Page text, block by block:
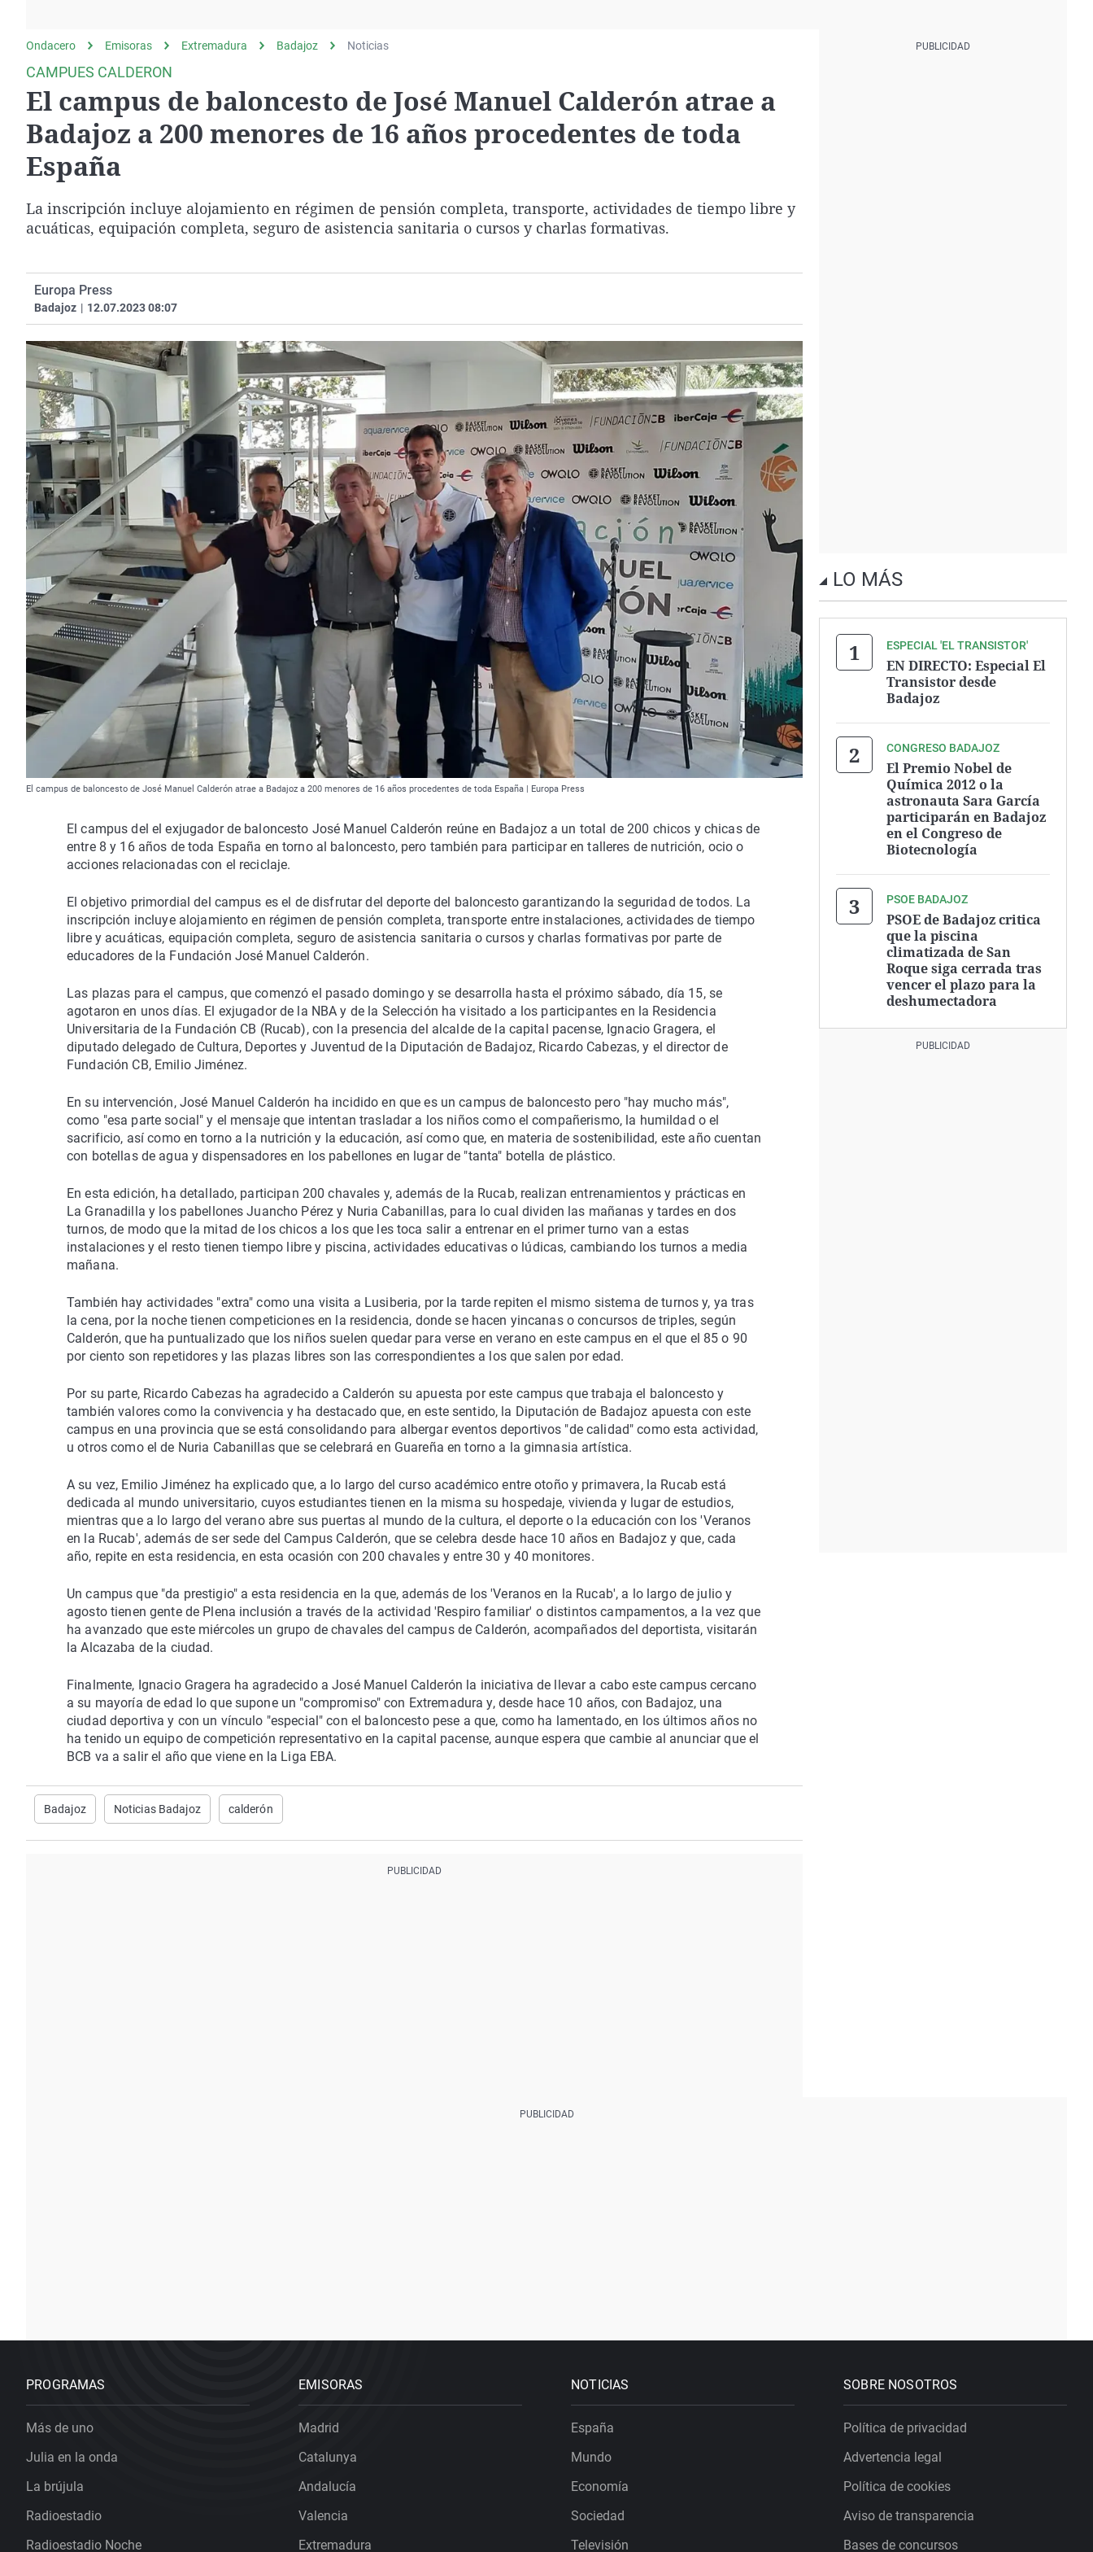
gato
Operación Viuda
Negra
Ondacero Emisoras Extremadura Badajoz Noticias
CAMPUES CALDERON
El campus de baloncesto de José Manuel Calderón atrae a
Badajoz a 200 menores de 16 años procedentes de toda
España
La inscripción incluye alojamiento en régimen de pensión completa, transporte, actividades de tiempo libre y
acuáticas, equipación completa, seguro de asistencia sanitaria o cursos y charlas formativas.
Europa Press
Badajoz | 12.07.2023 08:07
El campus de baloncesto de José Manuel Calderón atrae a Badajoz a 200 menores de 16 años procedentes de toda España | Europa Press
El campus del el exjugador de baloncesto José Manuel Calderón reúne en Badajoz a un total de 200 chicos y chicas de
entre 8 y 16 años de toda España en torno al baloncesto, pero también para participar en talleres de nutrición, ocio o
acciones relacionadas con el reciclaje.
El objetivo primordial del campus es el de disfrutar del deporte del baloncesto garantizando la seguridad de todos. La
inscripción incluye alojamiento en régimen de pensión completa, transporte entre instalaciones, actividades de tiempo
libre y acuáticas, equipación completa, seguro de asistencia sanitaria o cursos y charlas formativas por parte de
educadores de la Fundación José Manuel Calderón.
Las plazas para el campus, que comenzó el pasado domingo y se desarrolla hasta el próximo sábado, día 15, se
agotaron en unos días. El exjugador de la NBA y de la Selección ha visitado a los participantes en la Residencia
Universitaria de la Fundación CB (Rucab), con la presencia del alcalde de la capital pacense, Ignacio Gragera, el
diputado delegado de Cultura, Deportes y Juventud de la Diputación de Badajoz, Ricardo Cabezas, y el director de
Fundación CB, Emilio Jiménez.
En su intervención, José Manuel Calderón ha incidido en que es un campus de baloncesto pero "hay mucho más",
como "esa parte social" y el mensaje que intentan trasladar a los niños como el compañerismo, la humildad o el
sacrificio, así como en torno a la nutrición y la educación, así como que, en materia de sostenibilidad, este año cuentan
con botellas de agua y dispensadores en los pabellones en lugar de "tanta" botella de plástico.
En esta edición, ha detallado, participan 200 chavales y, además de la Rucab, realizan entrenamientos y prácticas en
La Granadilla y los pabellones Juancho Pérez y Nuria Cabanillas, para lo cual dividen las mañanas y tardes en dos
turnos, de modo que la mitad de los chicos a los que les toca salir a entrenar en el primer turno van a estas
instalaciones y el resto tienen tiempo libre y piscina, actividades educativas o lúdicas, cambiando los turnos a media
mañana.
También hay actividades "extra" como una visita a Lusiberia, por la tarde repiten el mismo sistema de turnos y, ya tras
la cena, por la noche tienen competiciones en la residencia, donde se hacen yincanas o concursos de triples, según
Calderón, que ha puntualizado que los niños suelen quedar para verse en verano en este campus en el que el 85 o 90
por ciento son repetidores y las plazas libres son las correspondientes a los que salen por edad.
Por su parte, Ricardo Cabezas ha agradecido a Calderón su apuesta por este campus que trabaja el baloncesto y
también valores como la convivencia y ha destacado que, en este sentido, la Diputación de Badajoz apuesta con este
campus en una provincia que se está consolidando para albergar eventos deportivos "de calidad" como esta actividad,
u otros como el de Nuria Cabanillas que se celebrará en Guareña en torno a la gimnasia artística.
A su vez, Emilio Jiménez ha explicado que, a lo largo del curso académico entre otoño y primavera, la Rucab está
dedicada al mundo universitario, cuyos estudiantes tienen en la misma su hospedaje, vivienda y lugar de estudios,
mientras que a lo largo del verano abre sus puertas al mundo de la cultura, el deporte o la educación con los 'Veranos
en la Rucab', además de ser sede del Campus Calderón, que se celebra desde hace 10 años en Badajoz y que, cada
año, repite en esta residencia, en esta ocasión con 200 chavales y entre 30 y 40 monitores.
Un campus que "da prestigio" a esta residencia en la que, además de los 'Veranos en la Rucab', a lo largo de julio y
agosto tienen gente de Plena inclusión a través de la actividad 'Respiro familiar' o distintos campamentos, a la vez que
ha avanzado que este miércoles un grupo de chavales del campus de Calderón, acompañados del deportista, visitarán
la Alcazaba de la ciudad.
Finalmente, Ignacio Gragera ha agradecido a José Manuel Calderón la iniciativa de llevar a cabo este campus cercano
a su mayoría de edad lo que supone un "compromiso" con Extremadura y, desde hace 10 años, con Badajoz, una
ciudad deportiva y con un vínculo "especial" con el baloncesto pese a que, como ha lamentado, en los últimos años no
ha tenido un equipo de competición representativo en la capital pacense, aunque espera que cambie al anunciar que el
BCB va a salir el año que viene en la Liga EBA.
Badajoz Noticias Badajoz calderón
LO MÁS
ESPECIAL 'EL TRANSISTOR'
EN DIRECTO: Especial El
Transistor desde
Badajoz
CONGRESO BADAJOZ
El Premio Nobel de
Química 2012 o la
astronauta Sara García
participarán en Badajoz
en el Congreso de
Biotecnología
PSOE BADAJOZ
PSOE de Badajoz critica
que la piscina
climatizada de San
Roque siga cerrada tras
vencer el plazo para la
deshumectadora
PROGRAMAS
Más de uno
Julia en la onda
La brújula
Radioestadio
Radioestadio Noche
EMISORAS
Madrid
Catalunya
Andalucía
Valencia
Extremadura
NOTICIAS
España
Mundo
Economía
Sociedad
Televisión
SOBRE NOSOTROS
Política de privacidad
Advertencia legal
Política de cookies
Aviso de transparencia
Bases de concursos